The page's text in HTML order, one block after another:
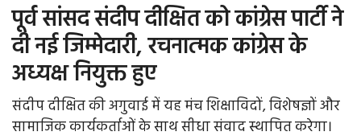
Office Office
Political Gossips
Farm & Food
पूर्व सांसद संदीप दीक्षित को कांग्रेस पार्टी ने
दी नई जिम्मेदारी, रचनात्मक कांग्रेस के
अध्यक्ष नियुक्त हुए
संदीप दीक्षित की अगुवाई में यह मंच शिक्षाविदों, विशेषज्ञों और
सामाजिक कार्यकर्ताओं के साथ सीधा संवाद स्थापित करेगा।